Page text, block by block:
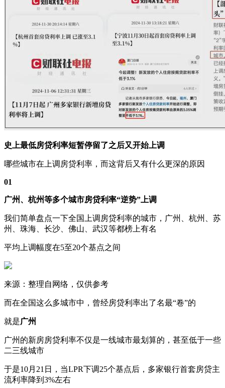
史上最低房贷利率短暂停留了之后又开始上调
哪些城市在上调房贷利率，而这背后又有什么更深的原因
01
广州、杭州等多个城市房贷利率“逆势”上调
我们简单盘点一下全国上调房贷利率的城市，广州、杭州、苏
州、珠海、长沙、佛山、武汉等都榜上有名
平均上调幅度在5至20个基点之间
来源：整理自网络，仅供参考
而在全国这么多城市中，曾经房贷利率出了名最“卷”的
就是广州
广州的新房房贷利率不仅是一线城市最划算的，甚至低于一些
二三线城市
于是10月21日，当LPR下调25个基点后，多家银行首套房贷主
流利率降到3%左右